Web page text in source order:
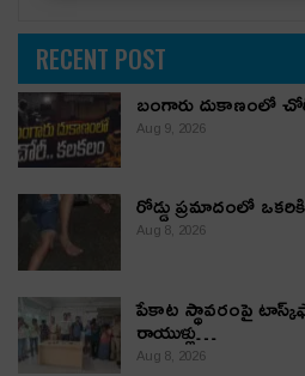
RECENT POST
బంగారు దుకాణంలో
Aug 9, 2026
రోడ్డు ప్రమాదంలో
Aug 8, 2026
పేకాట స్థావరంపై
రాయుళ్లు…
Aug 8, 2026